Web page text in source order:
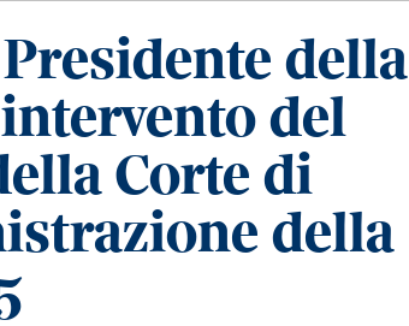
della
del
Corte di
della